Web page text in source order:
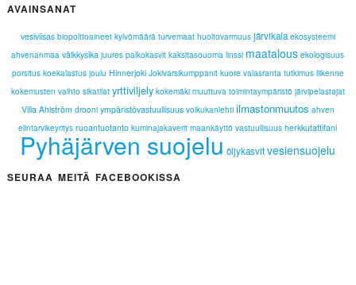
AVAINSANAT
vesiviisas biopolttoaineet kylvömäärä turvemaat huoltovarmuus järvikala ekosysteemi
ahvenanmaa välkkysika juures palkokasvit kaksitasouoma linssi maatalous ekologisuus
porsitus koekalastus joulu Hinnerjoki Jokivarsikumppanit kuore valasranta tutkimus liikenne
kokemusten vaihto sikatilat yrttiviljely kokemäki muuttuva toimintaympäristö järvipelastajat
Villa Ahlström drooni ympäristövastuullisuus voikukanlehti ilmastonmuutos ahven
elintarvikeyritys ruoantuotanto kuminajakaverit maankäyttö vastuullisuus herkkutattifani
Pyhäjärven suojelu öljykasvit vesiensuojelu
SEURAA MEITÄ FACEBOOKISSA